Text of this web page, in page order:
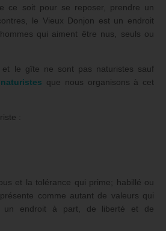
ce soit pour se reposer, prendre un
le Vieux Donjon est un endroit
qui aiment être nus, seuls ou
le gîte ne sont pas naturistes sauf
que nous organisons à cet
:
et la tolérance qui prime; habillé ou
comme autant de valeurs qui
un endroit à part, de liberté et de